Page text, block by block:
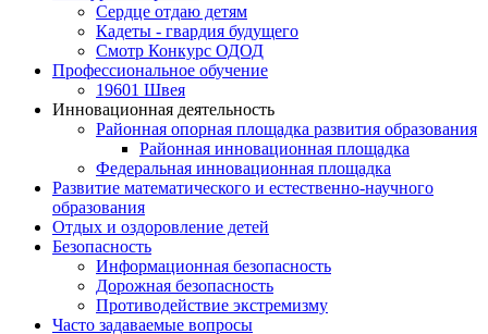
Сердце отдаю детям
Кадеты - гвардия будущего
Смотр Конкурс ОДОД
Профессиональное обучение
19601 Швея
Инновационная деятельность
Районная опорная площадка развития образования
Районная инновационная площадка
Федеральная инновационная площадка
Развитие математического и естественно-научного
образования
Отдых и оздоровление детей
Безопасность
Информационная безопасность
Дорожная безопасность
Противодействие экстремизму
Часто задаваемые вопросы